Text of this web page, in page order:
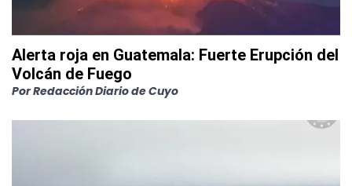
Alerta roja en Guatemala: Fuerte Erupción del
Volcán de Fuego
PorRedacción Diario de Cuyo